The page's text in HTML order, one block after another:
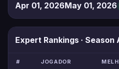
Apr 01, 2026May 01, 2026
Expert Rankings · Season
# JOGADOR